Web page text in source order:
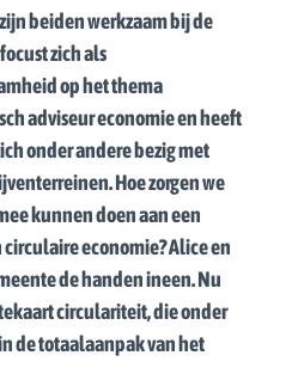
beiden werkzaam bij de
zich als
op het thema
adviseur economie en heeft
onder andere bezig met
Hoe zorgen we
kunnen doen aan een
economie? Alice en
de handen ineen. Nu
circulariteit, die onder
de totaalaanpak van het